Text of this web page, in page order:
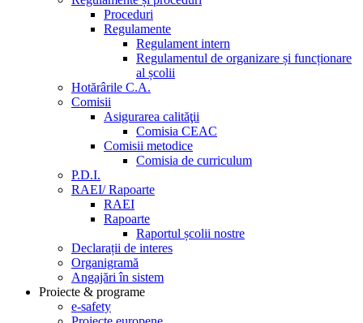
Proceduri
Regulamente
Regulament intern
Regulamentul de organizare și funcționare
al școlii
Hotărârile C.A.
Comisii
Asigurarea calităţii
Comisia CEAC
Comisii metodice
Comisia de curriculum
P.D.I.
RAEI/ Rapoarte
RAEI
Rapoarte
Raportul școlii nostre
Declarații de interes
Organigramă
Angajări în sistem
Proiecte & programe
e-safety